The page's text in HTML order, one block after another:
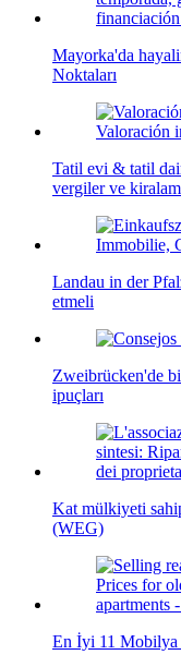
Mayorka'da
Noktaları
Tatil evi & tatil
vergiler ve
Landau in der
etmeli
Zweibrücken'de
ipuçları
Kat mülkiyeti
(WEG)
En İyi 11 Mobilya